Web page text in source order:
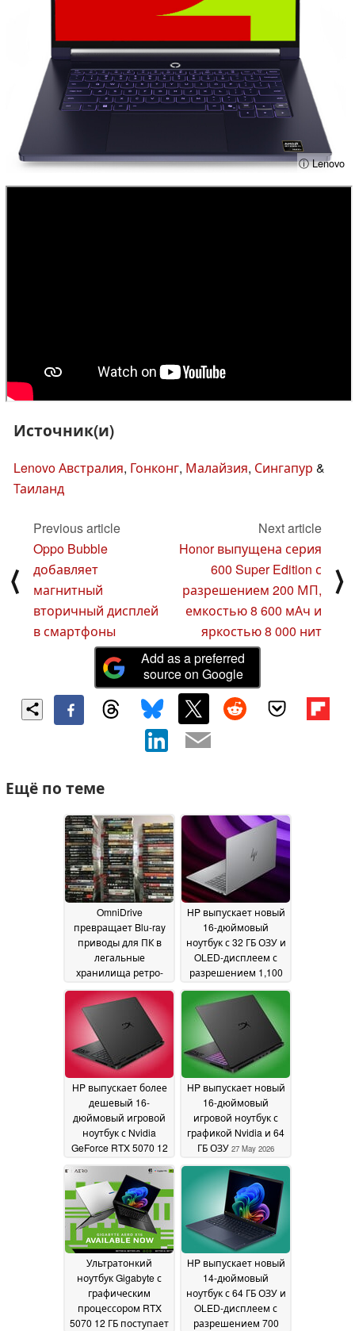
ⓘ Lenovo
Источник(и)
Lenovo Австралия, Гонконг, Малайзия, Сингапур &
Таиланд
⟨
Previous article
Oppo Bubble
добавляет
магнитный
вторичный дисплей
в смартфоны
Next article
Honor выпущена серия
600 Super Edition с
разрешением 200 МП,
емкостью 8 600 мАч и
яркостью 8 000 нит
⟩
Add as a preferred
source on Google
Ещё по теме
OmniDrive
превращает Blu-ray
приводы для ПК в
легальные
хранилища ретро-
29 May 2026
HP выпускает новый
16-дюймовый
ноутбук с 32 ГБ ОЗУ и
OLED-дисплеем с
разрешением 1,100
27 May 2026
HP выпускает более
дешевый 16-
дюймовый игровой
ноутбук с Nvidia
GeForce RTX 5070 12
с частотой 165 Гц
May 2026
HP выпускает новый
16-дюймовый
игровой ноутбук с
графикой Nvidia и 64
ГБ ОЗУ 27 May 2026
Ультратонкий
ноутбук Gigabyte с
графическим
процессором RTX
5070 12 ГБ поступает
HP выпускает новый
14-дюймовый
ноутбук с 64 ГБ ОЗУ и
OLED-дисплеем с
разрешением 700